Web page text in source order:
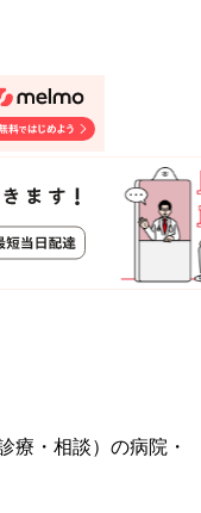
療・相談）の病院・